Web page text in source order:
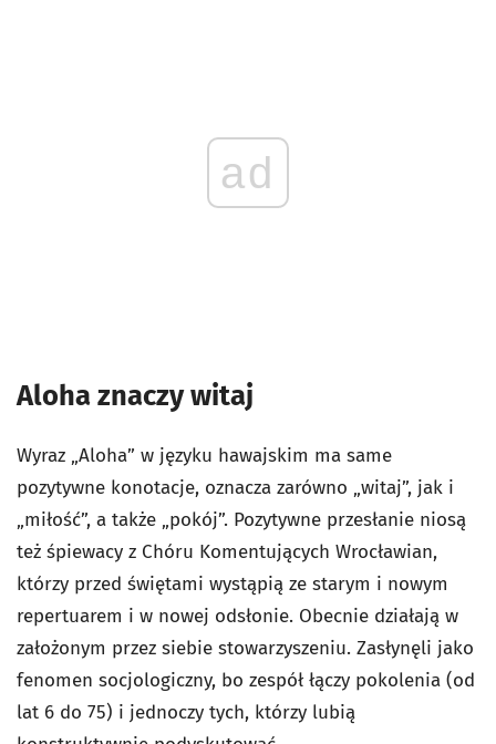
ad
Aloha znaczy witaj
Wyraz „Aloha” w języku hawajskim ma same
pozytywne konotacje, oznacza zarówno „witaj”, jak i
„miłość”, a także „pokój”. Pozytywne przesłanie niosą
też śpiewacy z Chóru Komentujących Wrocławian,
którzy przed świętami wystąpią ze starym i nowym
repertuarem i w nowej odsłonie. Obecnie działają w
założonym przez siebie stowarzyszeniu. Zasłynęli jako
fenomen socjologiczny, bo zespół łączy pokolenia (od
lat 6 do 75) i jednoczy tych, którzy lubią